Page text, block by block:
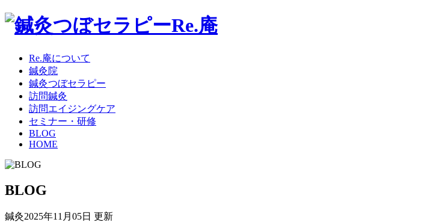
Re.庵について
鍼灸院
鍼灸つぼセラピー
訪問鍼灸
訪問エイジングケア
セミナー・研修
BLOG
HOME
BLOG
鍼灸2025年11月05日 更新